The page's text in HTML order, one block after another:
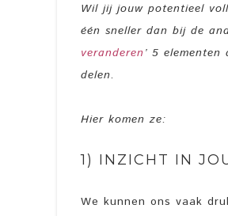
Wil jij jouw potentieel
één sneller dan bij de
veranderen’ 5
delen.
Hier komen ze:
1) INZICHT IN
We kunnen ons vaak